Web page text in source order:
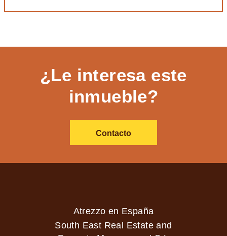
¿Le interesa este
inmueble?
Contacto
Atrezzo en España
South East Real Estate and